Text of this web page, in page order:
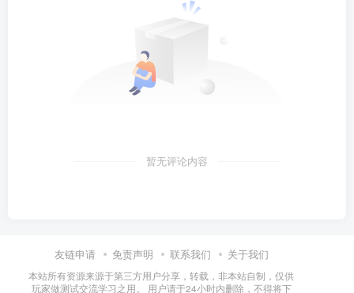
暂无评论内容
友链申请 免责声明 联系我们 关于我们
本站所有资源来源于第三方用户分享，转载，非本站自制，仅供
玩家做测试交流学习之用。 用户请于24小时内删除，不得将下